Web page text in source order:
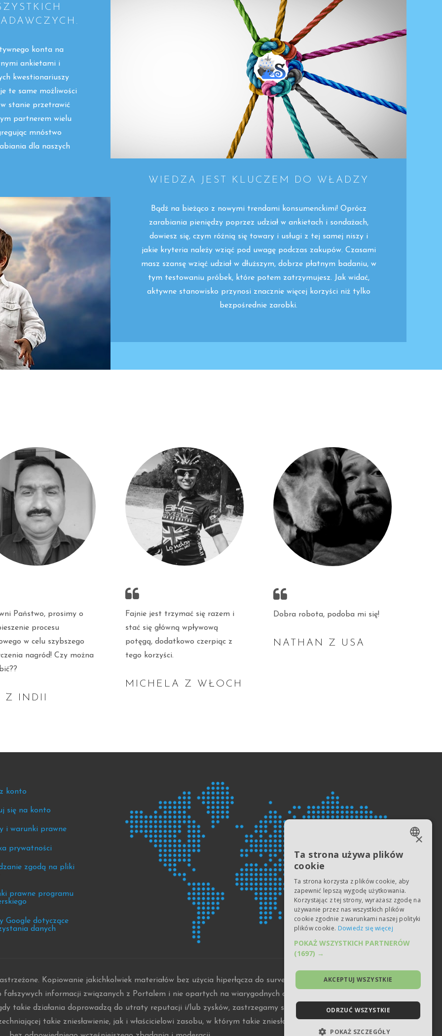
konta na
ankietami i
kwestionariuszy
te same możliwości
stanie przetrawić
partnerem wielu
mnóstwo
dla naszych
WIEDZA JEST KLUCZEM DO WŁADZY
Bądź na bieżąco z nowymi trendami konsumenckimi! Oprócz
zarabiania pieniędzy poprzez udział w ankietach i sondażach,
dowiesz się, czym różnią się towary i usługi z tej samej niszy i
jakie kryteria należy wziąć pod uwagę podczas zakupów. Czasami
masz szansę wziąć udział w dłuższym, dobrze płatnym badaniu, w
tym testowaniu próbek, które potem zatrzymujesz. Jak widać,
aktywne stanowisko przynosi znacznie więcej korzyści niż tylko
bezpośrednie zarobki.
Państwo, prosimy o
procesu
w celu szybszego
nagród! Czy można
Z INDII
Fajnie jest trzymać się razem i
stać się główną wpływową
potęgą, dodatkowo czerpiąc z
tego korzyści.
MICHELA Z WŁOCH
Dobra robota, podoba mi się!
NATHAN Z USA
konto
się na konto
i warunki prawne
prywatności
zgodą na pliki
prawne programu
Google dotyczące
danych
Kopiowanie jakichkolwiek materiałów bez użycia hiperłącza do surveyharbor.com jest zabronione.
informacji związanych z Portalem i nie opartych na wiarygodnych dowodach może prowadzić do
takie działania doprowadzą do utraty reputacji i/lub zysków, zastrzegamy sobie prawo do wniesienia
takie zniesławienie, jak i właścicielowi zasobu, w którym takie zniesławienie zostało opublikowane
ENGLISH
RUSSIAN
UKRAINIAN
GERMAN
POLISH
×
Ta strona używa plików
cookie
Ta strona korzysta z plików cookie, aby
zapewnić lepszą wygodę użytkowania.
Korzystając z tej strony, wyrażasz zgodę na
używanie przez nas wszystkich plików
cookie zgodnie z warunkami naszej polityki
plików cookie. Dowiedz się więcej
POKAŻ WSZYSTKICH PARTNERÓW
(1697) →
AKCEPTUJ WSZYSTKIE
ODRZUĆ WSZYSTKIE
POKAŻ SZCZEGÓŁY